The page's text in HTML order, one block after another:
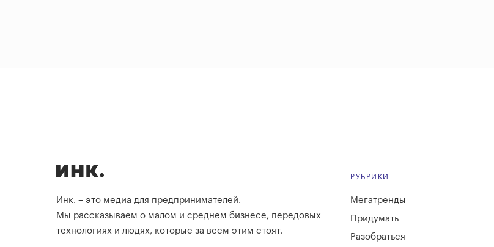
Инк. – это медиа для предпринимателей.
Мы рассказываем о малом и среднем бизнесе, передовых
технологиях и людях, которые за всем этим стоят.
РУБРИКИ
Мегатренды
Придумать
Разобраться